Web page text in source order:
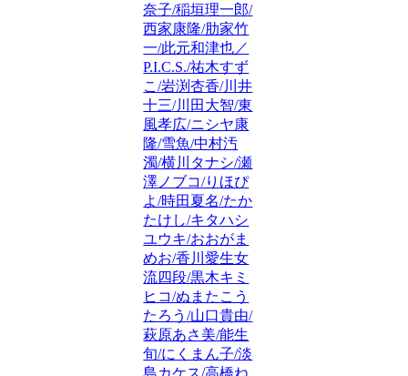
奈子/稲垣理一郎/
西家康隆/肋家竹
一/此元和津也／
P.I.C.S./祐木すず
こ/岩渕杏香/川井
十三/川田大智/東
風孝広/ニシヤ康
隆/雪魚/中村汚
濁/横川タナシ/瀬
澤ノブコ/りほぴ
よ/時田夏名/たか
たけし/キタハシ
ユウキ/おおがま
めお/香川愛生女
流四段/黒木キミ
ヒコ/ぬまたこう
たろう/山口貴由/
萩原あさ美/能生
旬/にくまん子/淡
島カケス/高橋ね